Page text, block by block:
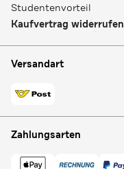
Studentenvorteil
Kaufvertrag widerrufen
Versandart
Zahlungsarten